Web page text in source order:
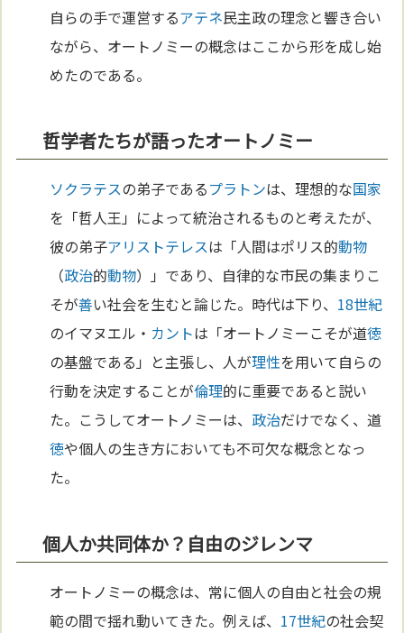
自らの手で運営するアテネ民主政の理念と響き合い
ながら、オートノミーの概念はここから形を成し始
めたのである。
哲学者たちが語ったオートノミー
ソクラテスの弟子であるプラトンは、理想的な国家
を「哲人王」によって統治されるものと考えたが、
彼の弟子アリストテレスは「人間はポリス的動物
（政治的動物）」であり、自律的な市民の集まりこ
そが善い社会を生むと論じた。時代は下り、 18世紀
のイマヌエル・ カントは「オートノミーこそが道徳
の基盤である」と主張し、人が理性を用いて自らの
行動を決定することが倫理的に重要であると説い
た。こうしてオートノミーは、 政治だけでなく、道
徳や個人の生き方においても不可欠な概念となっ
た。
個人か共同体か？自由のジレンマ
オートノミーの概念は、常に個人の自由と社会の規
範の間で揺れ動いてきた。例えば、 17世紀の社会契